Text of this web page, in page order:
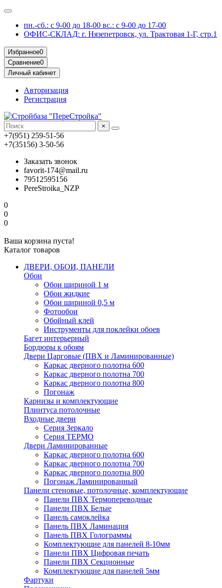
пн.-сб.: с 9-00 до 18-00 вс.: с 9-00 до 17-00
ОФИС-СКЛАД: г. Нязепетровск, ул. Трактовая 1-Г, стр.1
Избранное0
Сравнение0
Личный кабинет
Авторизация
Регистрация
×
+7(951) 259-51-56
+7(35156) 3-50-56
Заказать звонок
favorit-174@mail.ru
79512595156
PereStroika_NZP
0
0
0
Ваша корзина пуста!
Каталог товаров
ДВЕРИ, ОБОИ, ПАНЕЛИ
Обои
Обои шириной 1 м
Обои жидкие
Обои шириной 0,5 м
Фотообои
Обойный клей
Инструменты для поклейки обоев
Багет интерьерный
Бордюры к обоям
Двери Царговые (ПВХ и Ламинированные)
Каркас дверного полотна 600
Каркас дверного полотна 700
Каркас дверного полотна 800
Погонаж
Карнизы и комплектующие
Плинтуса потолочные
Входные двери
Серия Зеркало
Серия ТЕРМО
Двери Ламинированные
Каркас дверного полотна 600
Каркас дверного полотна 700
Каркас дверного полотна 800
Погонаж Ламинированный
Панели стеновые, потолочные, комплектующие
Панели ПВХ Термопереводные
Панели ПВХ Белые
Панель самоклейка
Панель ПВХ Ламинация
Панель ПВХ Голограммы
Комплектующие для панелей 8-10мм
Панели ПВХ Цифровая печать
Панели ПВХ Секционные
Комплектующие для панелей 5мм
Фартуки